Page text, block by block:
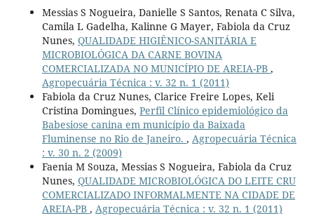
Messias S Nogueira, Danielle S Santos, Renata C Silva,
Camila L Gadelha, Kalinne G Mayer, Fabiola da Cruz
Nunes, QUALIDADE HIGIÊNICO-SANITÁRIA E
MICROBIOLÓGICA DA CARNE BOVINA
COMERCIALIZADA NO MUNICÍPIO DE AREIA-PB ,
Agropecuária Técnica : v. 32 n. 1 (2011)
Fabiola da Cruz Nunes, Clarice Freire Lopes, Keli
Cristina Domingues, Perfil Clínico epidemiológico da
Babesiose canina em município da Baixada
Fluminense no Rio de Janeiro. , Agropecuária Técnica
: v. 30 n. 2 (2009)
Faenia M Souza, Messias S Nogueira, Fabiola da Cruz
Nunes, QUALIDADE MICROBIOLÓGICA DO LEITE CRU
COMERCIALIZADO INFORMALMENTE NA CIDADE DE
AREIA-PB , Agropecuária Técnica : v. 32 n. 1 (2011)